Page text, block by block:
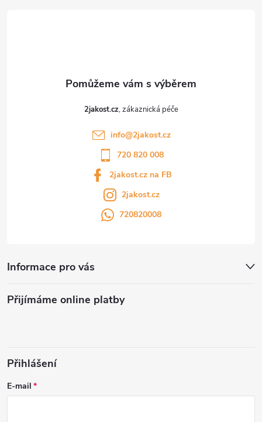
2jakost.cz
info@2jakost.cz
720 820 008
2jakost.cz na FB
2jakost.cz
720820008
Informace pro vás
Přijímáme online platby
Přihlášení
E-mail